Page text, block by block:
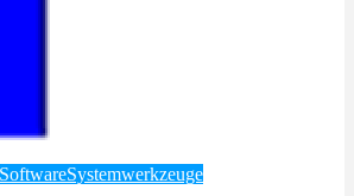
SoftwareSystemwerkzeuge